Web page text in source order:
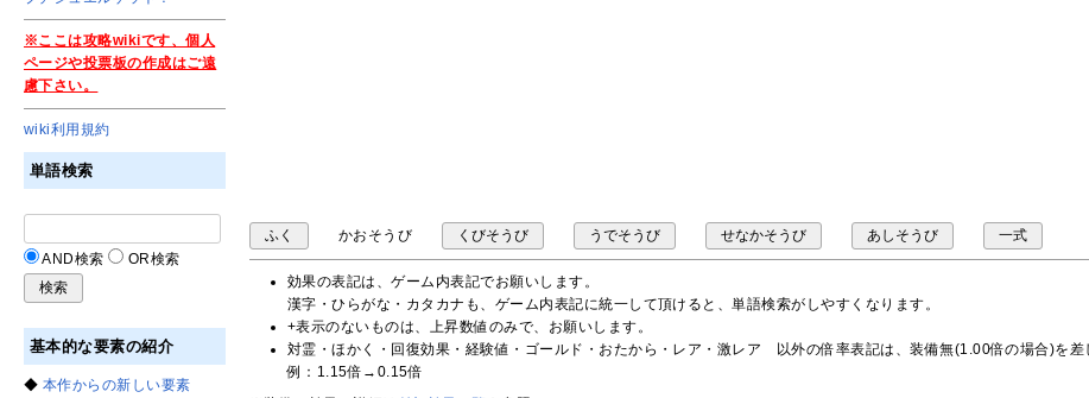
ふく かおそうび くびそうび うでそうび せなかそうび あしそうび 一式
効果の表記は、ゲーム内表記でお願いします。
漢字・ひらがな・カタカナも、ゲーム内表記に統一して頂けると、単語検索がしやすくなります。
+表示のないものは、上昇数値のみで、お願いします。
対霊・ほかく・回復効果・経験値・ゴールド・おたから・レア・激レア 以外の倍率表記は、装備無(1.00倍の場合)を差
例：1.15倍→0.15倍
※ここは攻略wikiです、個人
ページや投票板の作成はご遠
慮下さい。
wiki利用規約
単語検索
AND検索 OR検索
基本的な要素の紹介
◆ 本作からの新しい要素